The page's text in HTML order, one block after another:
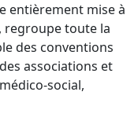
entièrement mise à
regroupe toute la
des conventions
associations et
social,